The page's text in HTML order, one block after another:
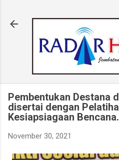
Pembentukan Destana
disertai dengan
Kesiapsiagaan Bencana.
November 30, 2021